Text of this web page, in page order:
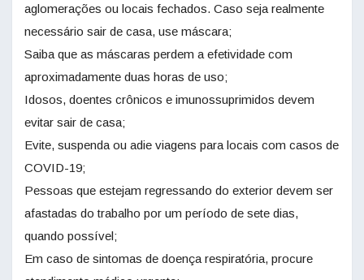
aglomerações ou locais fechados. Caso seja realmente
necessário sair de casa, use máscara;
Saiba que as máscaras perdem a efetividade com
aproximadamente duas horas de uso;
Idosos, doentes crônicos e imunossuprimidos devem
evitar sair de casa;
Evite, suspenda ou adie viagens para locais com casos de
COVID-19;
Pessoas que estejam regressando do exterior devem ser
afastadas do trabalho por um período de sete dias,
quando possível;
Em caso de sintomas de doença respiratória, procure